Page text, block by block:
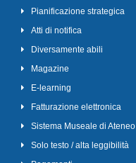
Pianificazione strategica
Atti di notifica
Diversamente abili
Magazine
E-learning
Fatturazione elettronica
Sistema Museale di Ateneo
Solo testo / alta leggibilità